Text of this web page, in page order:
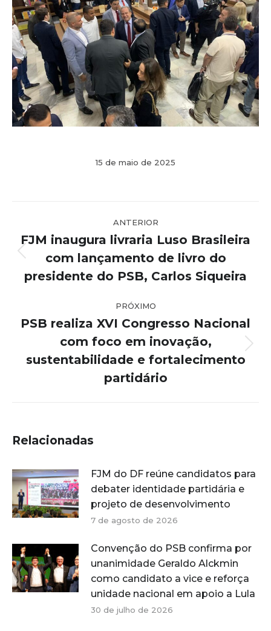
15 de maio de 2025
de
post:
ANTERIOR
Post
anterior:
FJM inaugura livraria Luso Brasileira
com lançamento de livro do
presidente do PSB, Carlos Siqueira
PRÓXIMO
post:
PSB realiza XVI Congresso Nacional
com foco em inovação,
sustentabilidade e fortalecimento
partidário
Relacionadas
FJM do DF reúne candidatos para
debater identidade partidária e
projeto de desenvolvimento
7 de agosto de 2026
Convenção do PSB confirma por
unanimidade Geraldo Alckmin
como candidato a vice e reforça
unidade nacional em apoio a Lula
30 de julho de 2026